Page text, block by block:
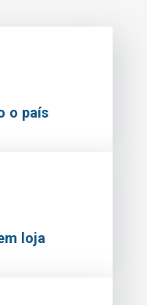
o país
loja